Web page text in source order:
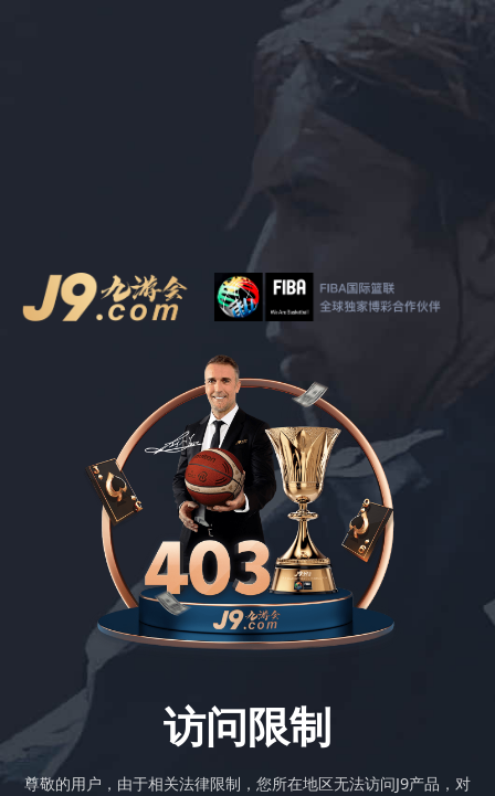
访问限制
尊敬的用户，由于相关法律限制，您所在地区无法访问J9产品，对